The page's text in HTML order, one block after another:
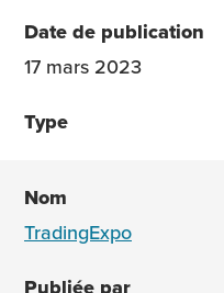
17 mars 2023
TradingExpo